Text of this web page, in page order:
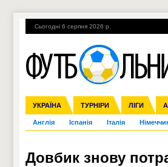
Сьогодні 6 серпня 2026 р.
УКРАЇНА ТУРНІРИ ЛІГИ
Збірна Прем'єр-ліга Перша ліга
Ліга чемпіонів Ліга Європи
Англія Іспанія Італія
ЧС-2014 ЄВРО-2016 Росія
Гарячі теми УПЛ, 1-й тур
Довбик знову